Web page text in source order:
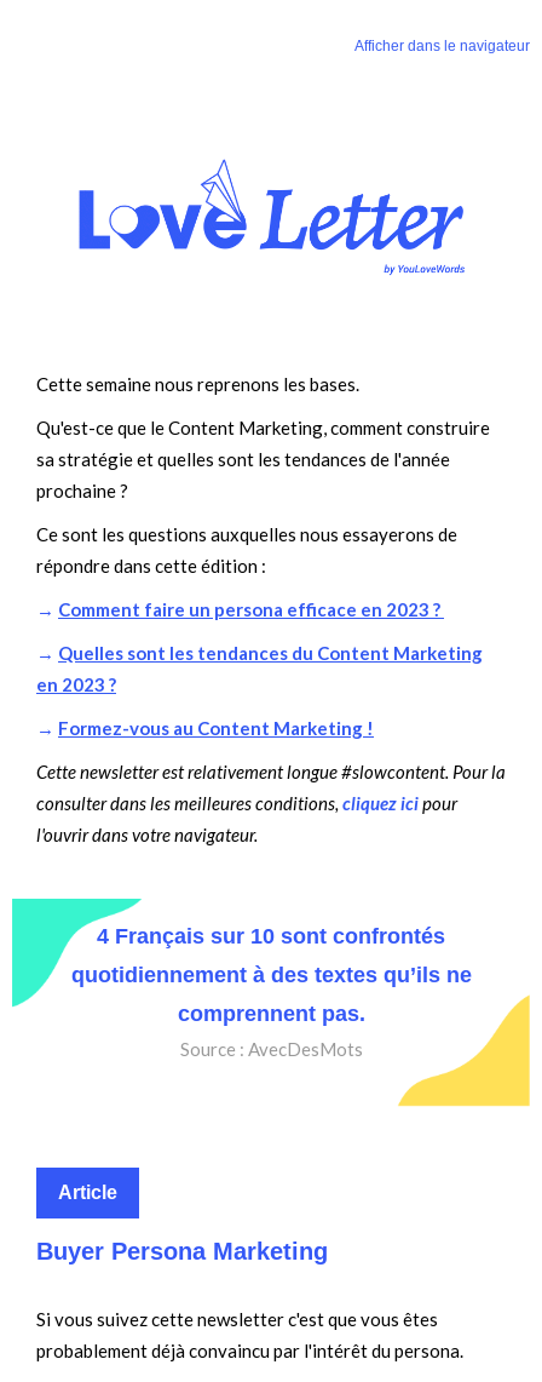
Afficher dans le navigateur
Cette semaine nous reprenons les bases.
Qu'est-ce que le Content Marketing, comment construire
sa stratégie et quelles sont les tendances de l'année
prochaine ?
Ce sont les questions auxquelles nous essayerons de
répondre dans cette édition :
→ Comment faire un persona efficace en 2023 ?
→ Quelles sont les tendances du Content Marketing
en 2023 ?
→ Formez-vous au Content Marketing !
Cette newsletter est relativement longue #slowcontent. Pour la
consulter dans les meilleures conditions, cliquez icipour
l'ouvrir dans votre navigateur.
4 Français sur 10 sont confrontés
quotidiennement à des textes qu’ils ne
comprennent pas.
Source : AvecDesMots
Article
Buyer Persona Marketing
Si vous suivez cette newsletter c'est que vous êtes
probablement déjà convaincu par l'intérêt du persona.